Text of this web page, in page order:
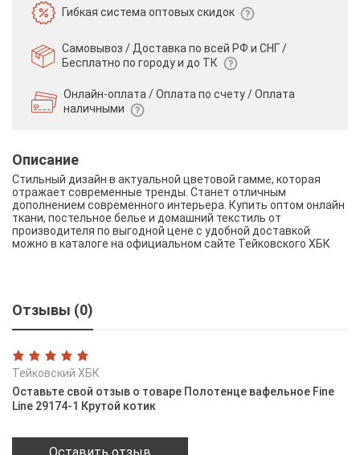
Гибкая системаоптовых скидок
Самовывоз / Доставка по всей РФ и СНГ /
Бесплатно по городу и до ТК
Онлайн-оплата / Оплата по счету /Оплата
наличными
Описание
Стильный дизайн в актуальной цветовой гамме, которая
отражает современные тренды. Станет отличным
дополнением современного интерьера. Купить оптом онлайн
ткани, постельное белье и домашний текстиль от
производителя по выгодной цене с удобной доставкой
можно в каталоге на официальном сайте Тейковского ХБК
Отзывы (0)
Тейковский ХБК
Оставьте свой отзыв о товаре Полотенце вафельное Fine
Line 29174-1 Крутой котик
Оставить отзыв